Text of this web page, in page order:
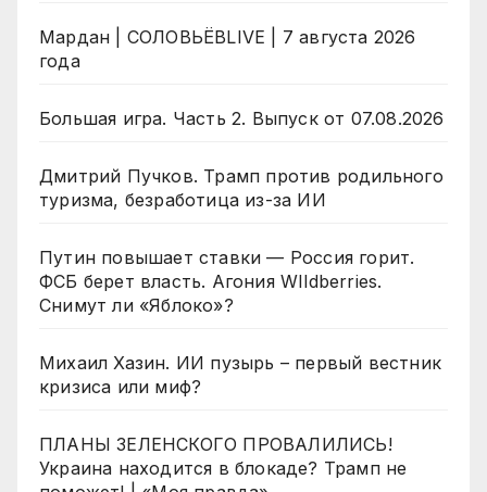
Мардан | СОЛОВЬЁВLIVE | 7 августа 2026
года
Большая игра. Часть 2. Выпуск от 07.08.2026
Дмитрий Пучков. Трамп против родильного
туризма, безработица из-за ИИ
Путин повышает ставки — Россия горит.
ФСБ берет власть. Агония WIldberries.
Снимут ли «Яблоко»?
Михаил Хазин. ИИ пузырь – первый вестник
кризиса или миф?
ПЛАНЫ ЗЕЛЕНСКОГО ПРОВАЛИЛИСЬ!
Украина находится в блокаде? Трамп не